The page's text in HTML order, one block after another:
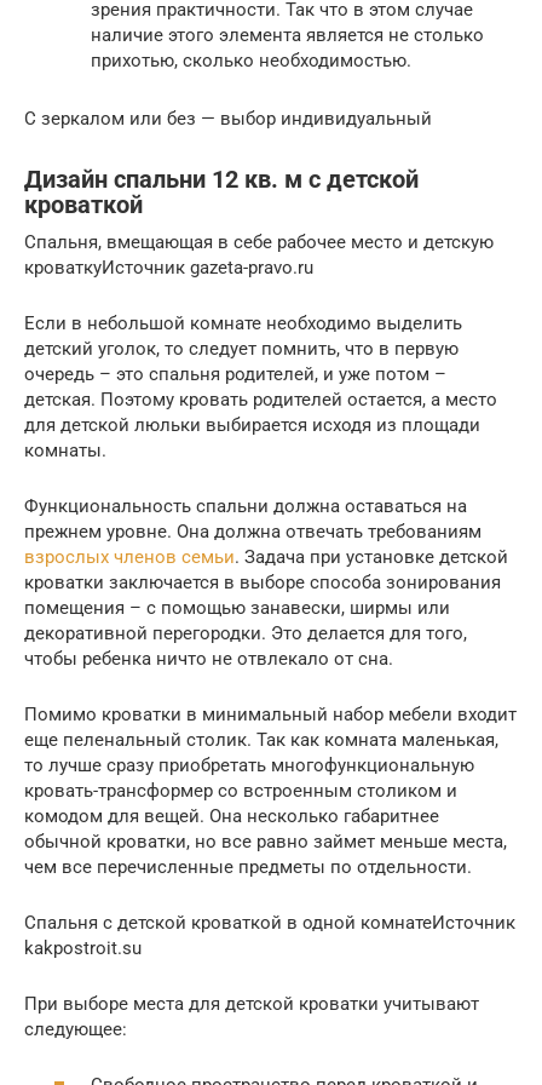
зрения практичности. Так что в этом случае
наличие этого элемента является не столько
прихотью, сколько необходимостью.
С зеркалом или без — выбор индивидуальный
Дизайн спальни 12 кв. м с детской
кроваткой
Спальня, вмещающая в себе рабочее место и детскую
кроваткуИсточник gazeta-pravo.ru
Если в небольшой комнате необходимо выделить
детский уголок, то следует помнить, что в первую
очередь – это спальня родителей, и уже потом –
детская. Поэтому кровать родителей остается, а место
для детской люльки выбирается исходя из площади
комнаты.
Функциональность спальни должна оставаться на
прежнем уровне. Она должна отвечать требованиям
взрослых членов семьи. Задача при установке детской
кроватки заключается в выборе способа зонирования
помещения – с помощью занавески, ширмы или
декоративной перегородки. Это делается для того,
чтобы ребенка ничто не отвлекало от сна.
Помимо кроватки в минимальный набор мебели входит
еще пеленальный столик. Так как комната маленькая,
то лучше сразу приобретать многофункциональную
кровать-трансформер со встроенным столиком и
комодом для вещей. Она несколько габаритнее
обычной кроватки, но все равно займет меньше места,
чем все перечисленные предметы по отдельности.
Спальня с детской кроваткой в одной комнатеИсточник
kakpostroit.su
При выборе места для детской кроватки учитывают
следующее: